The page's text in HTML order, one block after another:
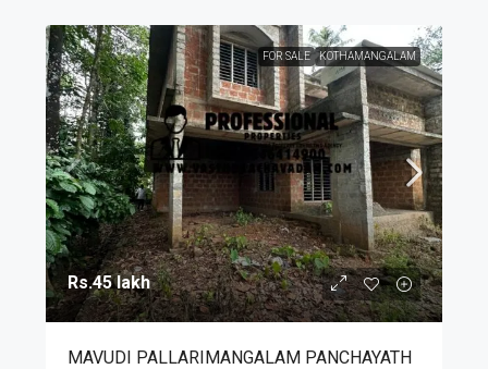
FOR SALE KOTHAMANGALAM
Rs.45 lakh
MAVUDI PALLARIMANGALAM PANCHAYATH